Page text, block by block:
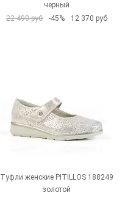
черный
22 490 руб
-45% 12 370 руб
Туфли женские PITILLOS 188249
золотой